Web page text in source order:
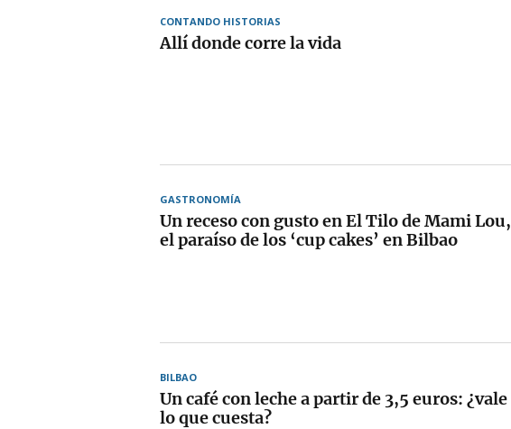
CONTANDO HISTORIAS
Allí donde corre la vida
GASTRONOMÍA
Un receso con gusto en El Tilo de Mami Lou,
el paraíso de los ‘cup cakes’ en Bilbao
BILBAO
Un café con leche a partir de 3,5 euros: ¿vale
lo que cuesta?